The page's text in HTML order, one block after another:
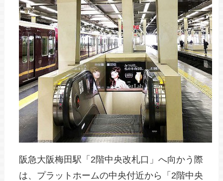
阪急大阪梅田駅「2階中央改札口」へ向かう際
は、プラットホームの中央付近から「2階中央